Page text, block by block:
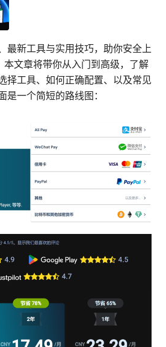
最新工具与实用技巧，助你安全上
本文章将带你从入门到高级，了解
择工具、如何正确配置、以及常见
是一个简短的路线图：